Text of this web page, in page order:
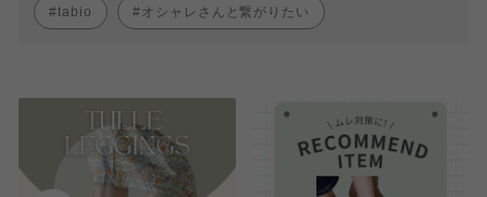
tabio オシャレさんと繋がりたい